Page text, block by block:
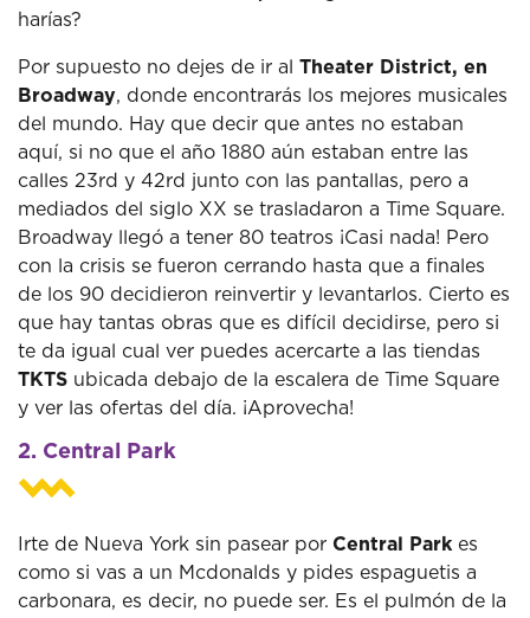
harías?
Por supuesto no dejes de ir al Theater District, en
Broadway, donde encontrarás los mejores musicales
del mundo. Hay que decir que antes no estaban
aquí, si no que el año 1880 aún estaban entre las
calles 23rd y 42rd junto con las pantallas, pero a
mediados del siglo XX se trasladaron a Time Square.
Broadway llegó a tener 80 teatros ¡Casi nada! Pero
con la crisis se fueron cerrando hasta que a finales
de los 90 decidieron reinvertir y levantarlos. Cierto es
que hay tantas obras que es difícil decidirse, pero si
te da igual cual ver puedes acercarte a las tiendas
TKTS ubicada debajo de la escalera de Time Square
y ver las ofertas del día. ¡Aprovecha!
2. Central Park
Irte de Nueva York sin pasear por Central Park es
como si vas a un Mcdonalds y pides espaguetis a
carbonara, es decir, no puede ser. Es el pulmón de la